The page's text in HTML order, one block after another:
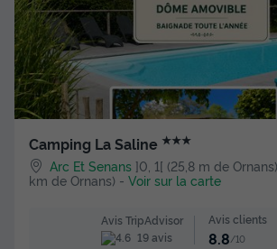
Camping La Saline ★★★
Arc Et Senans ]0, 1[ (25,8 m de
km de Ornans) - Voir sur la carte
Avis TripAdvisor
19 avis
Avis clients
8.8/10